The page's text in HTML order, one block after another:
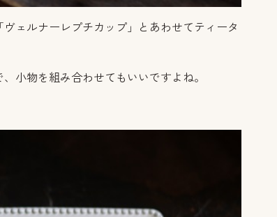
ェルナーレプチカップ」とあわせてティータ
小物を組み合わせてもいいですよね。